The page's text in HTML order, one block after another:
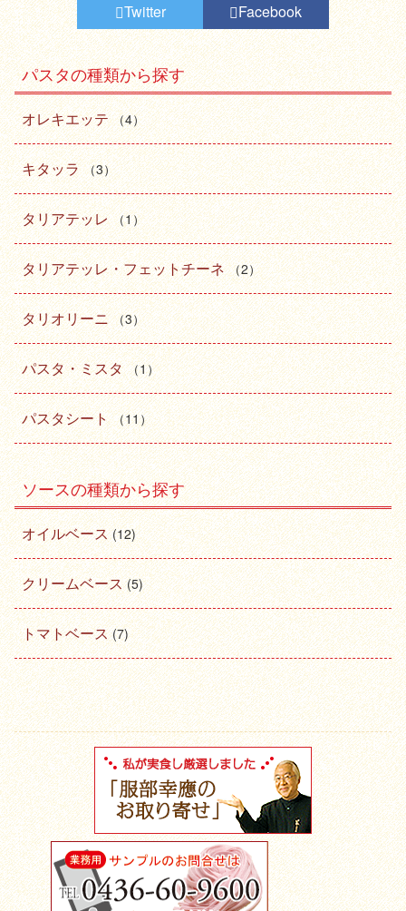
Twitter Facebook
パスタの種類から探す
オレキエッテ （4）
キタッラ （3）
タリアテッレ （1）
タリアテッレ・フェットチーネ （2）
タリオリーニ （3）
パスタ・ミスタ （1）
パスタシート （11）
ソースの種類から探す
オイルベース(12)
クリームベース(5)
トマトベース(7)